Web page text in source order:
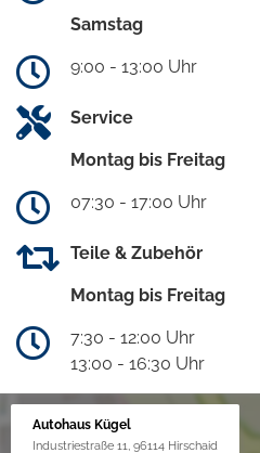
Samstag
9:00 - 13:00 Uhr
Service
Montag bis Freitag
07:30 - 17:00 Uhr
Teile & Zubehör
Montag bis Freitag
7:30 - 12:00 Uhr
13:00 - 16:30 Uhr
Autohaus Kügel
Industriestraße 11, 96114 Hirschaid